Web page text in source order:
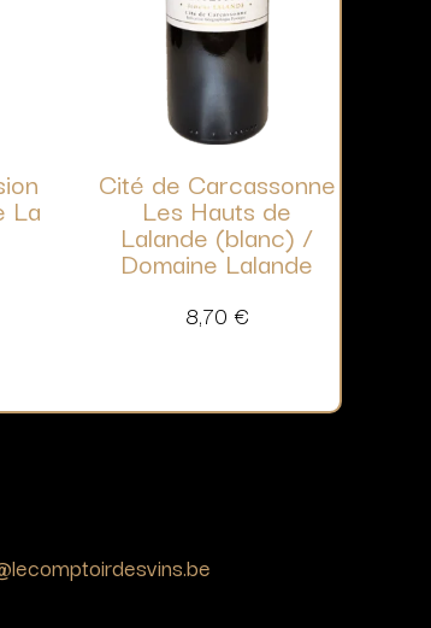
La
Cité de Carcassonne
Les Hauts de
Lalande (blanc) /
Domaine Lalande
8,70 €